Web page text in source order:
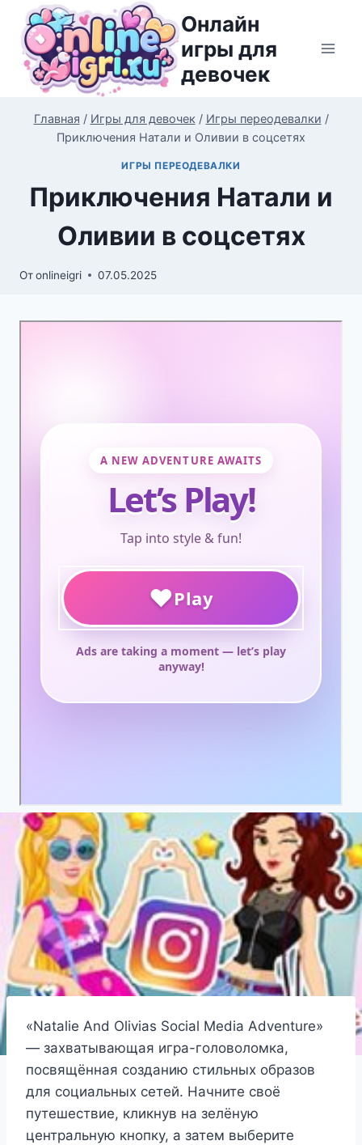
Перейти
содержимому
Онлайн
игры для
девочек
Главная / Игры для девочек / Игры переодевалки /
Приключения Натали и Оливии в соцсетях
ИГРЫ ПЕРЕОДЕВАЛКИ
Приключения Натали и
Оливии в соцсетях
Отonlineigri 07.05.2025
«Natalie And Olivias Social Media Adventure»
— захватывающая игра-головоломка,
посвящённая созданию стильных образов
для социальных сетей. Начните своё
путешествие, кликнув на зелёную
центральную кнопку, а затем выберите